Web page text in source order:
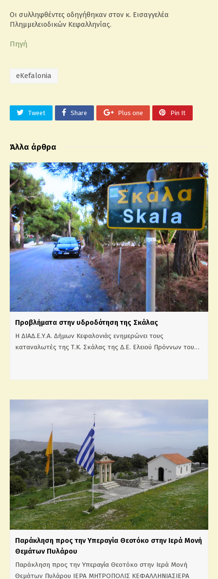
Οι συλληφθέντες οδηγήθηκαν στον κ. Εισαγγελέα
Πλημμελειοδικών Κεφαλληνίας.
Πηγή
eKefalonia
Tweet Share Plus one Pin It
Άλλα άρθρα
Προβλήματα στην υδροδότηση της Σκάλας
Η ΔΙΑΔ.Ε.Υ.Α. Δήμων Κεφαλονιάς ενημερώνει τους
καταναλωτές της Τ.Κ. Σκάλας της Δ.Ε. Ελειού Πρόννων του…
Παράκληση προς την Υπεραγία Θεοτόκο στην Ιερά Μονή
Θεμάτων Πυλάρου
Παράκληση προς την Υπεραγία Θεοτόκο στην Ιερά Μονή
Θεμάτων Πυλάρου ΙΕΡΑ ΜΗΤΡΟΠΟΛΙΣ ΚΕΦΑΛΛΗΝΙΑΣΙΕΡΑ